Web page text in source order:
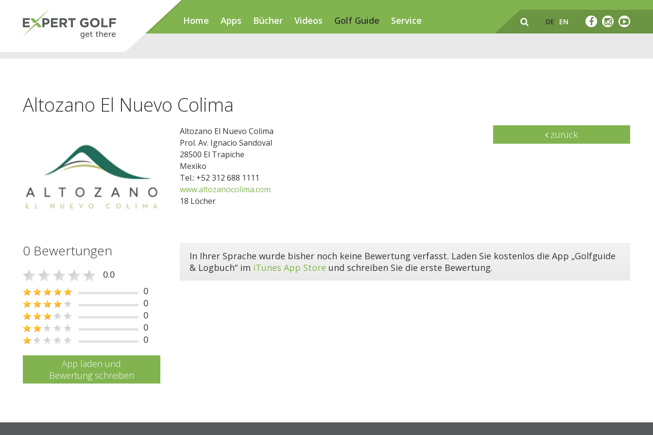
Home Apps Bücher Videos Golf Guide Service DE EN
Altozano El Nuevo Colima
Altozano El Nuevo Colima
Prol. Av. Ignacio Sandoval
28500 El Trapiche
Mexiko
Tel.: +52 312 688 1111
www.altozanocolima.com
18 Löcher
zurück
0 Bewertungen
0.0
0
0
0
0
0
App laden und
Bewertung schreiben
In Ihrer Sprache wurde bisher noch keine Bewertung verfasst. Laden Sie kostenlos die App „Golfguide
& Logbuch“ im iTunes App Store und schreiben Sie die erste Bewertung.